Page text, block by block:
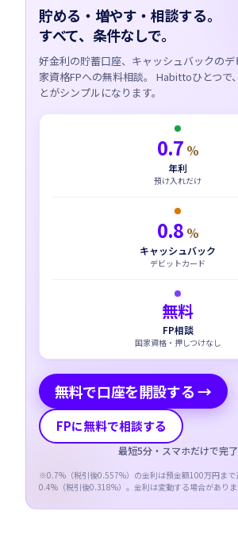
貯める・増やす・相談する。
すべて、条件なしで。
好金利の貯蓄口座、キャッシュバックのデ
家資格FPへの無料相談。 Habittoひとつで
とがシンプルになります。
0.7 %
年利
預け入れだけ
0.8 %
キャッシュバック
デビットカード
無料
FP相談
国家資格・押しつけなし
無料で口座を開設する →
FPに無料で相談する
最短5分・スマホだけで完了
※0.7%（税引後0.557%）の金利は預金額100万円ま
0.4%（税引後0.318%）。金利は変動する場合がありま